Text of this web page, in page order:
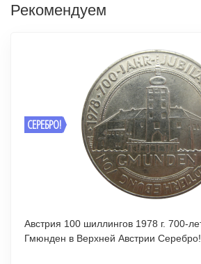
Рекомендуем
СЕРЕБРО!
Австрия 100 шиллингов 1978 г. 700-летие города
Гмюнден в Верхней Австрии Серебро!